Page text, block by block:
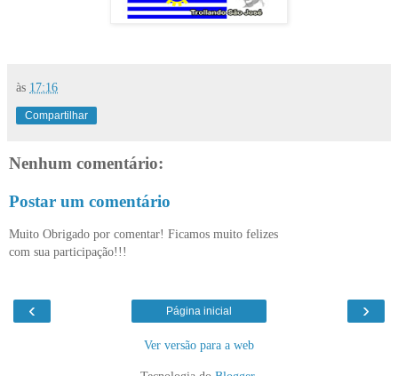
às 17:16
Compartilhar
Nenhum comentário:
Postar um comentário
Muito Obrigado por comentar! Ficamos muito felizes
com sua participação!!!
‹ ›
Página inicial
Ver versão para a web